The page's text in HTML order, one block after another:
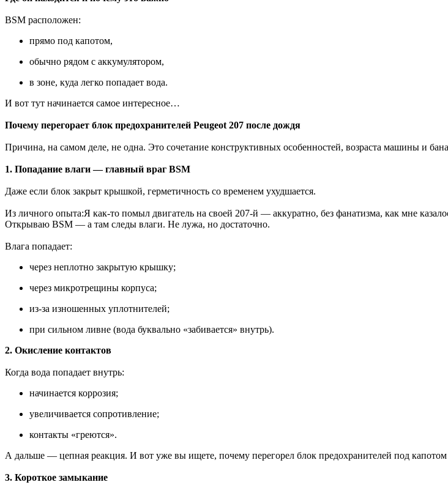
BSM расположен:
прямо под капотом,
обычно рядом с аккумулятором,
в зоне, куда легко попадает вода.
И вот тут начинается самое интересное…
Почему перегорает блок предохранителей Peugeot 207 после дождя
Причина, на самом деле, не одна. Это сочетание конструктивных особенностей, возраста машины и
1. Попадание влаги — главный враг BSM
Даже если блок закрыт крышкой, герметичность со временем ухудшается.
Из личного опыта:Я как-то помыл двигатель на своей 207-й — аккуратно, без фанатизма, как мне
Открываю BSM — а там следы влаги. Не лужа, но достаточно.
Влага попадает:
через неплотно закрытую крышку;
через микротрещины корпуса;
из-за изношенных уплотнителей;
при сильном ливне (вода буквально «забивается» внутрь).
2. Окисление контактов
Когда вода попадает внутрь:
начинается коррозия;
увеличивается сопротивление;
контакты «греются».
А дальше — цепная реакция. И вот уже вы ищете, почему перегорел блок предохранителей под капотом
3. Короткое замыкание